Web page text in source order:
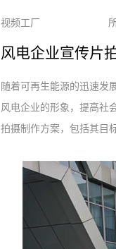
视频工厂
风电企业宣传片
随着可再生能源的迅速发
风电企业的形象，提高社
拍摄制作方案，包括其目